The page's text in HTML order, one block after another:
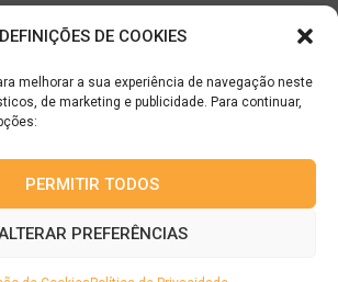
DEFINIÇÕES DE COOKIES
melhorar a sua experiência de navegação neste
de marketing e publicidade. Para continuar,
PERMITIR TODOS
PREFERÊNCIAS
Cibersegurança
| 4710-058 Braga |